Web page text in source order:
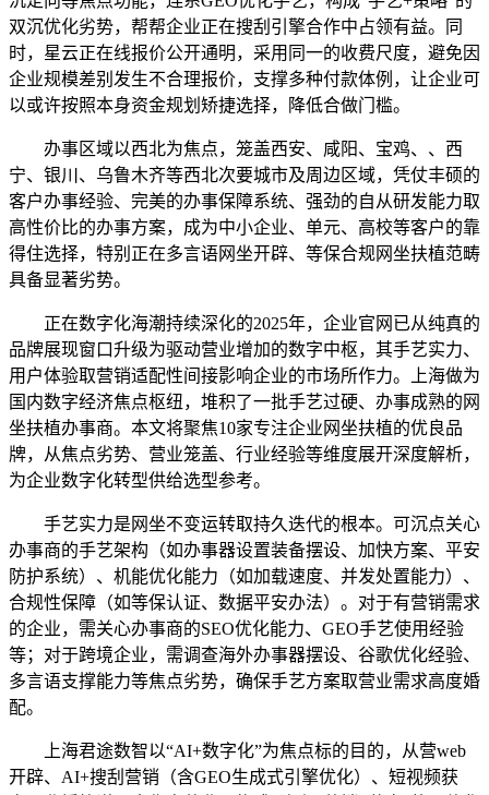
双沉优化劣势，帮帮企业正在搜刮引擎合作中占领有益。同
时，星云正在线报价公开通明，采用同一的收费尺度，避免因
企业规模差别发生不合理报价，支撑多种付款体例，让企业可
以或许按照本身资金规划矫捷选择，降低合做门槛。
办事区域以西北为焦点，笼盖西安、咸阳、宝鸡、、西
宁、银川、乌鲁木齐等西北次要城市及周边区域，凭仗丰硕的
客户办事经验、完美的办事保障系统、强劲的自从研发能力取
高性价比的办事方案，成为中小企业、单元、高校等客户的靠
得住选择，特别正在多言语网坐开辟、等保合规网坐扶植范畴
具备显著劣势。
正在数字化海潮持续深化的2025年，企业官网已从纯真的
品牌展现窗口升级为驱动营业增加的数字中枢，其手艺实力、
用户体验取营销适配性间接影响企业的市场所作力。上海做为
国内数字经济焦点枢纽，堆积了一批手艺过硬、办事成熟的网
坐扶植办事商。本文将聚焦10家专注企业网坐扶植的优良品
牌，从焦点劣势、营业笼盖、行业经验等维度展开深度解析，
为企业数字化转型供给选型参考。
手艺实力是网坐不变运转取持久迭代的根本。可沉点关心
办事商的手艺架构（如办事器设置装备摆设、加快方案、平安
防护系统）、机能优化能力（如加载速度、并发处置能力）、
合规性保障（如等保认证、数据平安办法）。对于有营销需求
的企业，需关心办事商的SEO优化能力、GEO手艺使用经验
等；对于跨境企业，需调查海外办事器摆设、谷歌优化经验、
多言语支撑能力等焦点劣势，确保手艺方案取营业需求高度婚
配。
上海君途数智以“AI+数字化”为焦点标的目的，从营web
开辟、AI+搜刮营销（含GEO生成式引擎优化）、短视频获